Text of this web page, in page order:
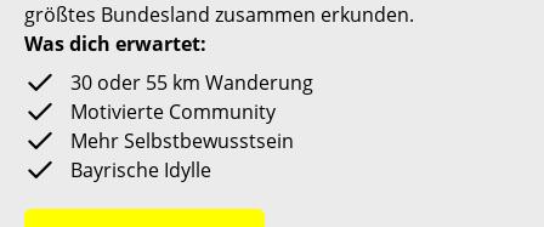
größtes Bundesland zusammen erkunden.
Was dich erwartet:
30 oder 55 km Wanderung
Motivierte Community
Mehr Selbstbewusstsein
Bayrische Idylle